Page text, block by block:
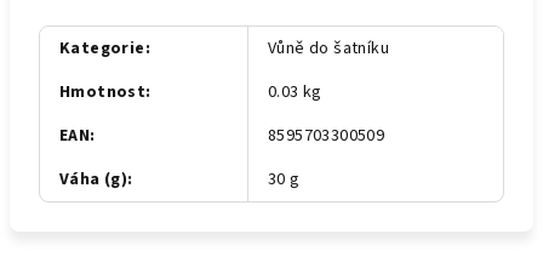
Kategorie:
Vůně do šatníku
Hmotnost:
0.03 kg
EAN:
8595703300509
Váha (g): 30 g